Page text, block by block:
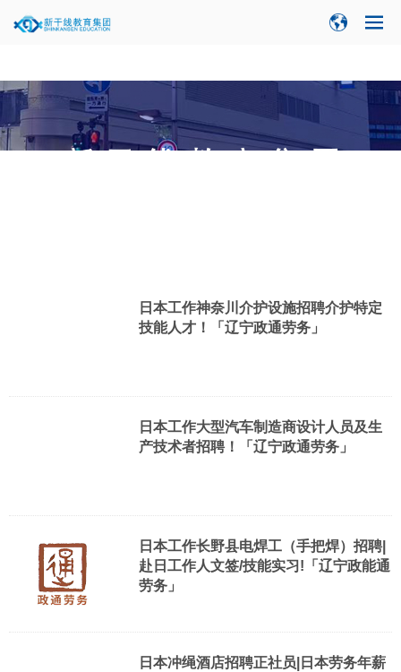
日本工作神奈川介护设施招聘介护特定
技能人才！「辽宁政通劳务」
日本工作大型汽车制造商设计人员及生
产技术者招聘！「辽宁政通劳务」
日本工作长野县电焊工（手把焊）招聘|
赴日工作人文签/技能实习!「辽宁政能通
劳务」
日本冲绳酒店招聘正社员|日本劳务年薪